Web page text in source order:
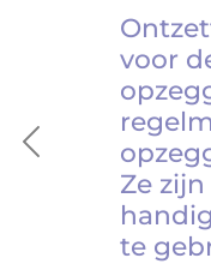
Previous
voor
Ze
te